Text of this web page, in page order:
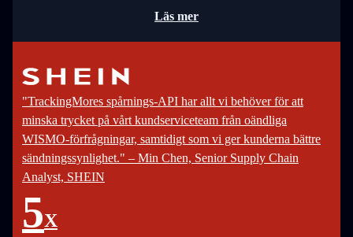
Läs mer
"TrackingMores spårnings-API har allt vi behöver för att
minska trycket på vårt kundserviceteam från oändliga
WISMO-förfrågningar, samtidigt som vi ger kunderna bättre
sändningssynlighet." – Min Chen, Senior Supply Chain
Analyst, SHEIN
5X